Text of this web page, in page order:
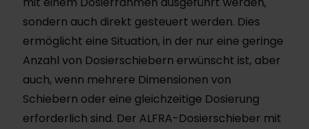
sondern auch direkt gesteuert werden. Dies
ermöglicht eine Situation, in der nur eine geringe
Anzahl von Dosierschiebern erwünscht ist, aber
auch, wenn mehrere Dimensionen von
Schiebern oder eine gleichzeitige Dosierung
erforderlich sind. Der ALFRA-Dosierschieber mit